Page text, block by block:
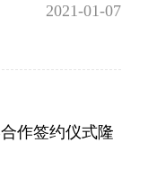
2021-01-07
作签约仪式隆